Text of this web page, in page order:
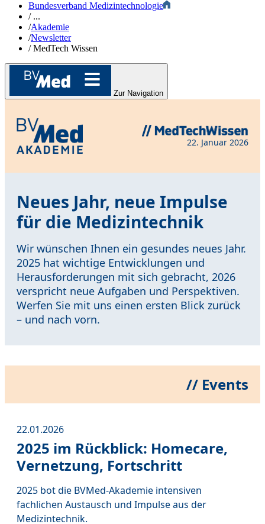
Bundesverband Medizintechnologie
/...
/Akademie
/Newsletter
/MedTech Wissen
Zur Navigation
22. Januar 2026
Neues Jahr, neue Impulse
für die Medizintechnik
Wir wünschen Ihnen ein gesundes neues Jahr.
2025 hat wichtige Entwicklungen und
Herausforderungen mit sich gebracht, 2026
verspricht neue Aufgaben und Perspektiven.
Werfen Sie mit uns einen ersten Blick zurück
– und nach vorn.
// Events
22.01.2026
2025 im Rückblick: Homecare,
Vernetzung, Fortschritt
2025 bot die BVMed-Akademie intensiven
fachlichen Austausch und Impulse aus der
Medizintechnik.